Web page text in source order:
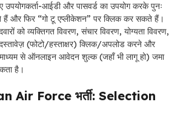
उपयोगकर्ता-आईडी और पासवर्ड का उपयोग करके पुनः
हैं और फिर “गो टू एप्लीकेशन” पर क्लिक कर सकते हैं।
को व्यक्तिगत विवरण, संचार विवरण, योग्यता विवरण,
(फोटो/हस्ताक्षर) क्लिक/अपलोड करने और
से ऑनलाइन आवेदन शुल्क (जहाँ भी लागू हो) जमा
है।
Air Force भर्ती: Selection